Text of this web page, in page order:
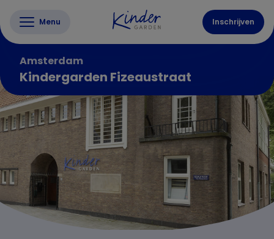
Menu Inschrijven
Amsterdam
Kindergarden Fizeaustraat